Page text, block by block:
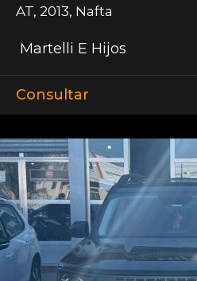
AT, 2013, Nafta
Martelli E Hijos
Consultar